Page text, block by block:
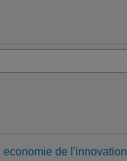
economie de l'innovation